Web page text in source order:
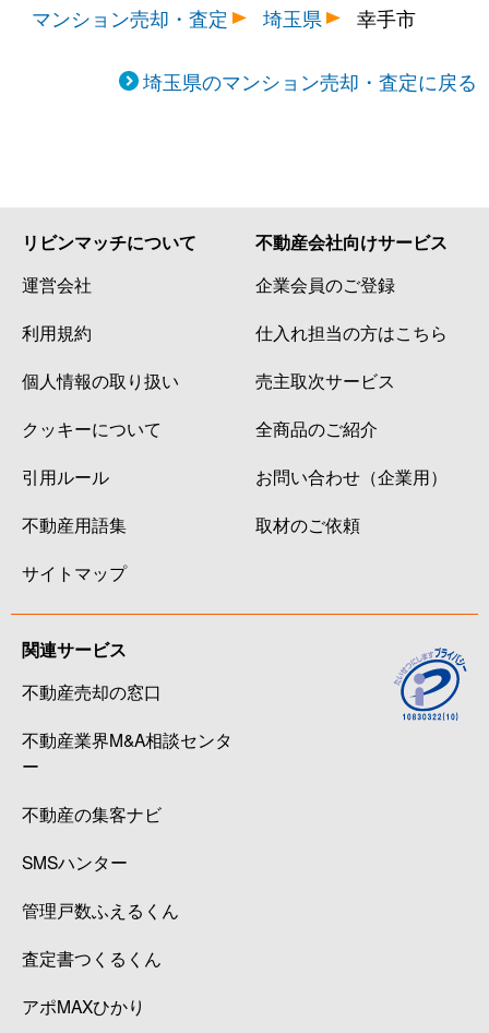
マンション売却・査定
埼玉県 幸手市
埼玉県のマンション売却・査定に戻る
リビンマッチについて
運営会社
利用規約
個人情報の取り扱い
クッキーについて
引用ルール
不動産用語集
サイトマップ
不動産会社向けサービス
企業会員のご登録
仕入れ担当の方はこちら
売主取次サービス
全商品のご紹介
お問い合わせ（企業用）
取材のご依頼
関連サービス
不動産売却の窓口
不動産業界M&A相談センタ
ー
不動産の集客ナビ
SMSハンター
管理戸数ふえるくん
査定書つくるくん
アポMAXひかり